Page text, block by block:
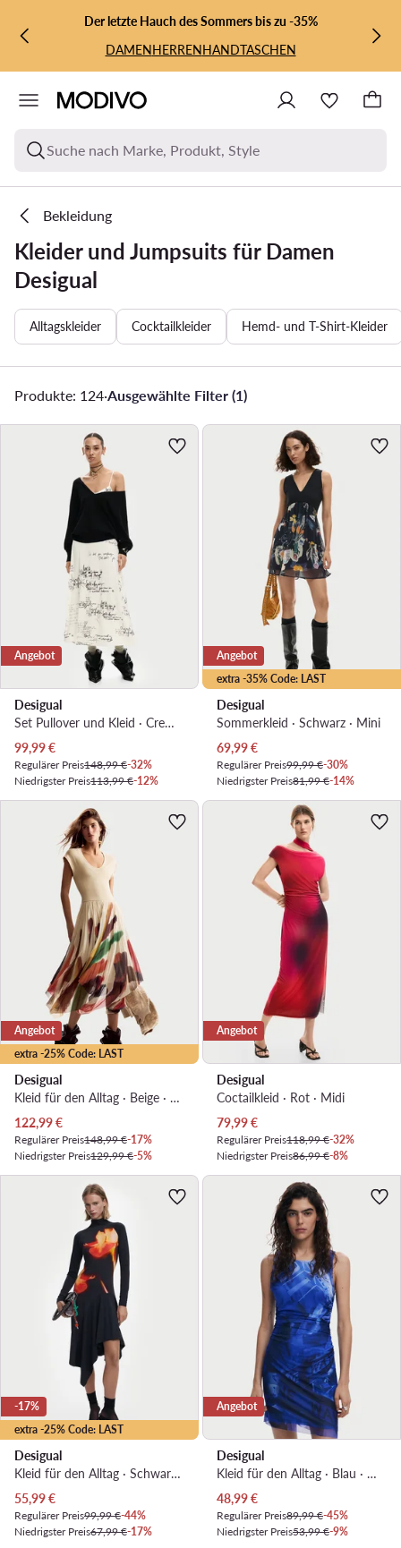
ZUM HAUPTINHALT SPRINGEN
ZUR SUCHEDer letzte Hauch des Sommers bis zu -35%
DAMENHERRENHANDTASCHEN
Suche nach Marke, Produkt, Style
Bekleidung
Kleider und Jumpsuits für Damen
Desigual
Alltagskleider Cocktailkleider Hemd- und T-Shirt-Kleider
Produkte: 124·Ausgewählte Filter (1)
Angebot
Desigual
Set Pullover und Kleid · Creme · Midi
Aktueller Preis
99,99€
Regulärer Preis148,99 €-32%
Niedrigster Preis113,99 €-12%
extra -35% Code: LAST
Angebot
Desigual
Sommerkleid · Schwarz · Mini
Aktueller Preis
69,99€
Regulärer Preis99,99 €-30%
Niedrigster Preis81,99 €-14%
extra -25% Code: LAST
Angebot
Desigual
Kleid für den Alltag · Beige · Midi, Asymmetrisch
Aktueller Preis
122,99€
Regulärer Preis148,99 €-17%
Niedrigster Preis129,99 €-5%
Angebot
Desigual
Coctailkleid · Rot · Midi
Aktueller Preis
79,99€
Regulärer Preis118,99 €-32%
Niedrigster Preis86,99 €-8%
extra -25% Code: LAST
-17%
Desigual
Kleid für den Alltag · Schwarz · Midi
Aktueller Preis
55,99€
Regulärer Preis99,99 €-44%
Niedrigster Preis67,99 €-17%
Angebot
Desigual
Kleid für den Alltag · Blau · Mini
Aktueller Preis
48,99€
Regulärer Preis89,99 €-45%
Niedrigster Preis53,99 €-9%